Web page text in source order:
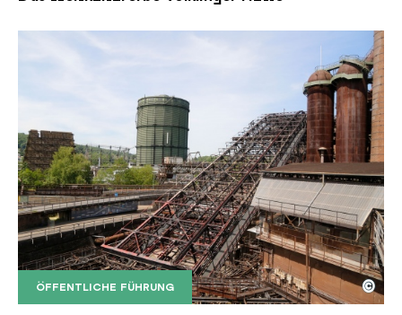
ÖFFENTLICHE FÜHRUNG
Der Erzschrägaufzug der Völklinger Hütte mit
Copyright: Weltkulturerbe Völklinger Hütte | Karl
©